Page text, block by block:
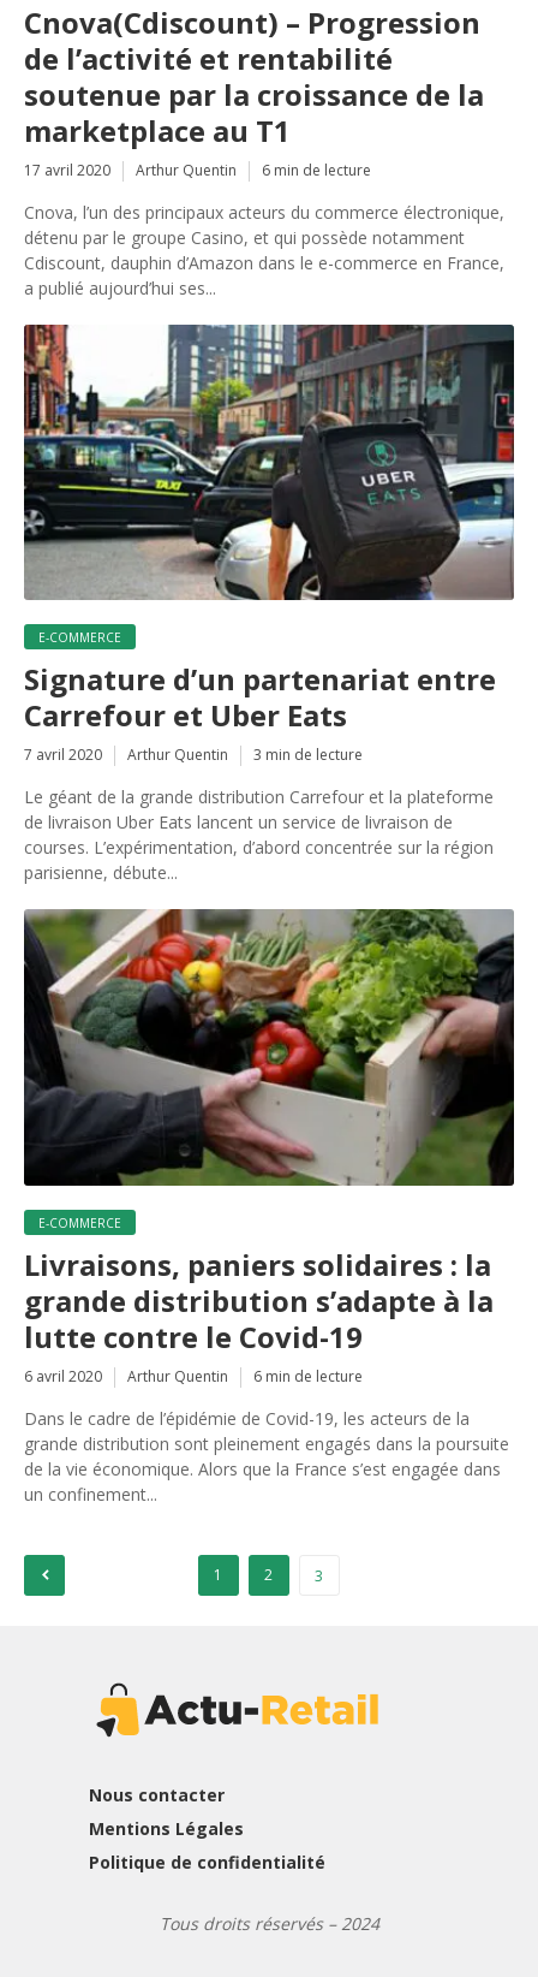
Cnova(Cdiscount) – Progression
de l’activité et rentabilité
soutenue par la croissance de la
marketplace au T1
17 avril 2020 Arthur Quentin 6 min de lecture
Cnova, l’un des principaux acteurs du commerce électronique,
détenu par le groupe Casino, et qui possède notamment
Cdiscount, dauphin d’Amazon dans le e-commerce en France,
a publié aujourd’hui ses...
E-COMMERCE
Signature d’un partenariat entre
Carrefour et Uber Eats
7 avril 2020 Arthur Quentin 3 min de lecture
Le géant de la grande distribution Carrefour et la plateforme
de livraison Uber Eats lancent un service de livraison de
courses. L’expérimentation, d’abord concentrée sur la région
parisienne, débute...
E-COMMERCE
Livraisons, paniers solidaires : la
grande distribution s’adapte à la
lutte contre le Covid-19
6 avril 2020 Arthur Quentin 6 min de lecture
Dans le cadre de l’épidémie de Covid-19, les acteurs de la
grande distribution sont pleinement engagés dans la poursuite
de la vie économique. Alors que la France s’est engagée dans
un confinement...
Pagination
publications
1 2 3
Nous contacter
Mentions Légales
Politique de confidentialité
Tous droits réservés – 2024